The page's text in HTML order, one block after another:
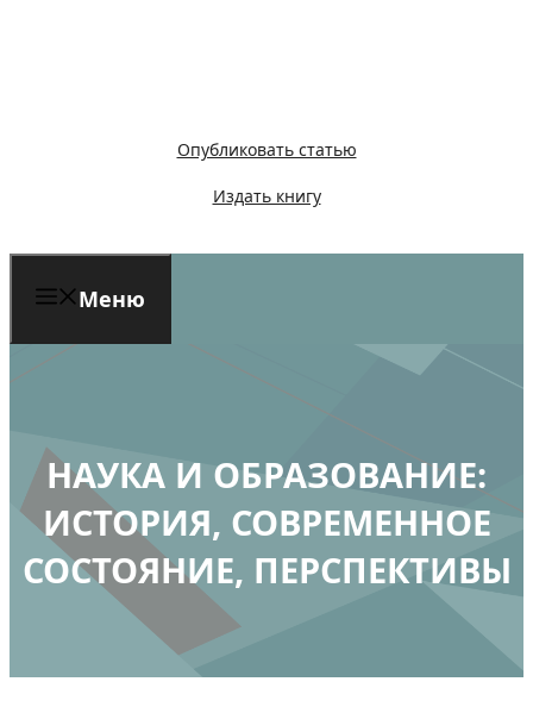
Опубликовать статью
Издать книгу
Меню
НАУКА И ОБРАЗОВАНИЕ:
ИСТОРИЯ, СОВРЕМЕННОЕ
СОСТОЯНИЕ, ПЕРСПЕКТИВЫ